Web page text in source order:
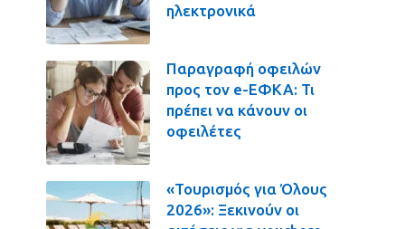
ηλεκτρονικά
Παραγραφή οφειλών
προς τον e-ΕΦΚΑ: Τι
πρέπει να κάνουν οι
οφειλέτες
«Τουρισμός για Όλους
2026»: Ξεκινούν οι